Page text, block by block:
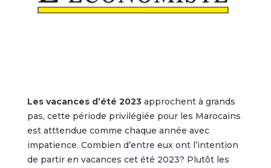
Les vacances d’été 2023approchent à grands
pas, cette période privilégiée pour les Marocains
est atttendue comme chaque année avec
impatience. Combien d’entre eux ont l’intention
de partir en vacances cet été 2023? Plutôt les